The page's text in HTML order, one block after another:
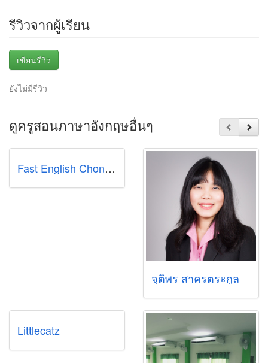
รีวิวจากผู้เรียน
เขียนรีวิว
ยังไม่มีรีวิว
ดูครูสอนภาษาอังกฤษอื่นๆ
Fast English Chonburi
จุติพร สาครตระกูล
Littlecatz